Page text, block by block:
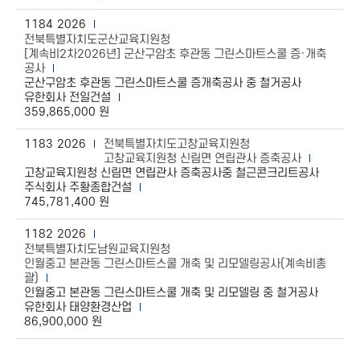
1184 2026
전북특별자치도군산교육지원청
[계속비2차2026년] 군산구암초 후관동 그린스마트스쿨 증·개축
공사
군산구암초 후관동 그린스마트스쿨 증개축공사 중 철거공사
유한회사 전일건설
359,865,000 원
1183 2026
전북특별자치도고창교육지원청
고창교육지원청 신림면 연립관사 증축공사
고창교육지원청 신림면 연립관사 증축공사중 철근콘크리트공사
주식회사 주황종합건설
745,781,400 원
1182 2026
전북특별자치도남원교육지원청
인월중고 본관동 그린스마트스쿨 개축 및 리모델링공사(계속비총
괄)
인월중고 본관동 그린스마트스쿨 개축 및 리모델링 중 철거공사
유한회사 태양환경산업
86,900,000 원